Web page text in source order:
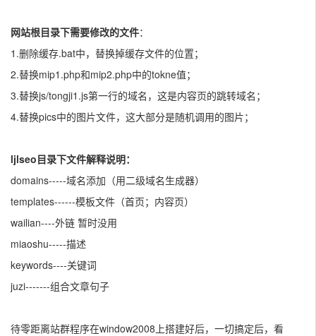
网站根目录下需要修改的文件：
1.删除缓存.bat中，替换掉缓存文件的位置；
2.替换mip1.php和mip2.php中的tokne值；
3.替换js/tongji1.js第一行的域名，这是内容页的跳转域名；
4.替换pics中的图片文件，这大部分是随机调用的图片；
ljlseo目录下文件解释说明：
domains-----域名添加（用二级域名生成器）
templates------模板文件（首页；内容页）
wailian----外链 暂时没用
miaoshu-----描述
keywords----关键词
juzi-------组合文章句子
待零距离站群程序在window2008上搭建好后，一切搞定后，看